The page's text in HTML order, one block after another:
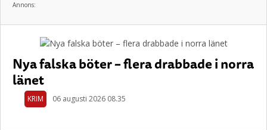
Annons:
Nya falska böter – flera drabbade i norra
länet
KRIM 06 augusti 2026 08.35